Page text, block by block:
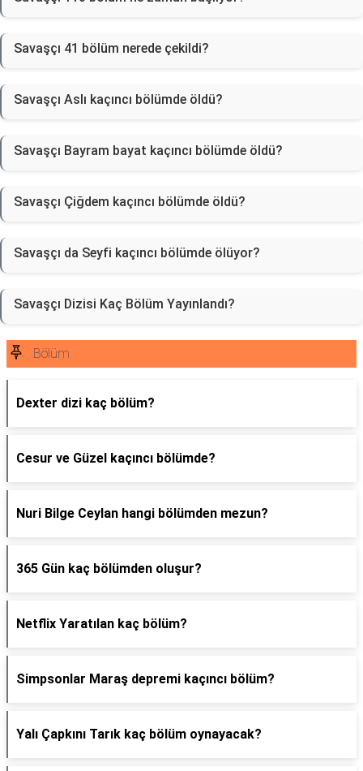
Savaşçı 41 bölüm nerede çekildi?
Savaşçı Aslı kaçıncı bölümde öldü?
Savaşçı Bayram bayat kaçıncı bölümde öldü?
Savaşçı Çiğdem kaçıncı bölümde öldü?
Savaşçı da Seyfi kaçıncı bölümde ölüyor?
Savaşçı Dizisi Kaç Bölüm Yayınlandı?
Bölüm
Dexter dizi kaç bölüm?
Cesur ve Güzel kaçıncı bölümde?
Nuri Bilge Ceylan hangi bölümden mezun?
365 Gün kaç bölümden oluşur?
Netflix Yaratılan kaç bölüm?
Simpsonlar Maraş depremi kaçıncı bölüm?
Yalı Çapkını Tarık kaç bölüm oynayacak?